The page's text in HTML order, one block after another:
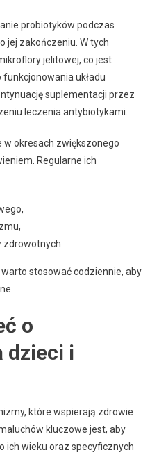
probiotyków podczas
jej zakończeniu. W tych
jelitowej, co jest
układu
suplementacji przez
leczenia antybiotykami.
w okresach zwiększonego
Regularne ich
stosować codziennie, aby
o
dzieci i
które wspierają zdrowie
kluczowe jest, aby
ich wieku oraz specyficznych